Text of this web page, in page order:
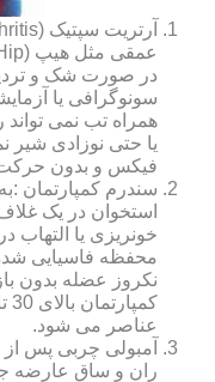
در صورت شک و تردید
سونوگرافی یا
همراه تب نمی
یا حتی نوزادی شیر
فیکس و بدون
سندرم کمپارتمان
استخوان در یک
خونریزی یا التهاب
محفظه فاسیایی
نکروز عضله بدون
عناصر می شود.
آمبولی چربی پس از